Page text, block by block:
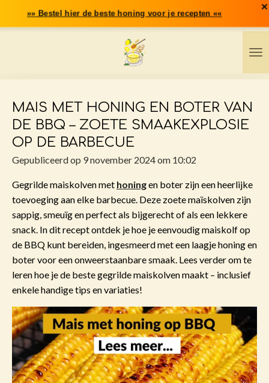
×
»» Bestel hier de beste honing voor je recepten ««
direct
MAIS MET HONING EN BOTER VAN
DE BBQ – ZOETE SMAAKEXPLOSIE
OP DE BARBECUE
Gepubliceerd op 9 november 2024 om 10:02
Gegrilde maiskolven met honingen boter zijn een heerlijke
toevoeging aan elke barbecue. Deze zoete maïskolven zijn
sappig, smeuïg en perfect als bijgerecht of als een lekkere
snack. In dit recept ontdek je hoe je eenvoudig maiskolf op
de BBQ kunt bereiden, ingesmeerd met een laagje honing en
boter voor een onweerstaanbare smaak. Lees verder om te
leren hoe je de beste gegrilde maiskolven maakt – inclusief
enkele handige tips en variaties!